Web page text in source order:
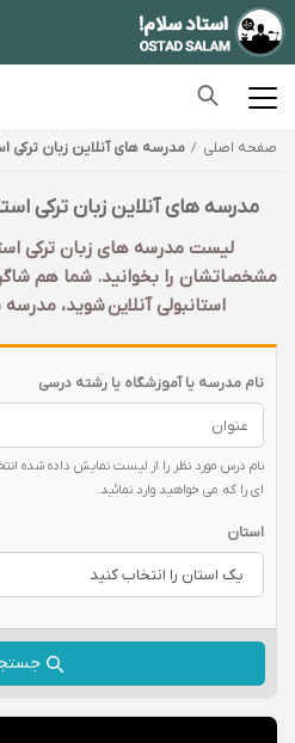
صفحه اصلی مدرسه های آنلاین زبان ترکی
مدرسه های آنلاین زبان ترکی
لیست مدرسه های زبان ترکی
مشخصاتشان را بخوانید. شما هم
استانبولی آنلاین شوید،
نام مدرسه یا آموزشگاه یا رشته درسی
نام درس مورد نظر را از لیست نمایش داده شده
ای را که می خواهید وارد نمائید.
استان